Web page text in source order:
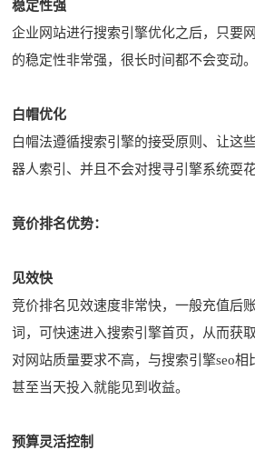
稳定性强
企业网站进行搜索引擎优化之后，只要
的稳定性非常强，很长时间都不会变动。
白帽优化
白帽法遵循搜索引擎的接受原则、让这
器人索引、并且不会对搜寻引擎系统耍花
竟价排名优势：
见效快
竞价排名见效速度非常快，一般充值后
词，可快速进入搜索引擎首页，从而获
对网站质量要求不高，与搜索引擎seo相
甚至当天投入就能见到收益。
预算灵活控制